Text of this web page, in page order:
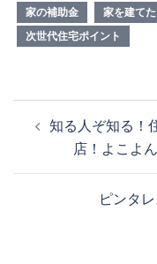
家の補助金
家を建て
次世代住宅ポイント
知る人ぞ知る！
店！よこよ
ピンタ